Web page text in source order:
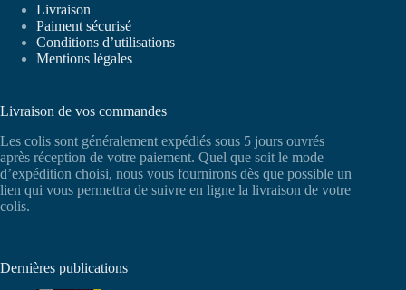
Livraison
Paiment sécurisé
Conditions d’utilisations
Mentions légales
Livraison de vos commandes
Les colis sont généralement expédiés sous 5 jours ouvrés
après réception de votre paiement. Quel que soit le mode
d’expédition choisi, nous vous fournirons dès que possible un
lien qui vous permettra de suivre en ligne la livraison de votre
colis.
Dernières publications